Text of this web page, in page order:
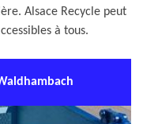
Alsace Recycle peut
à tous.